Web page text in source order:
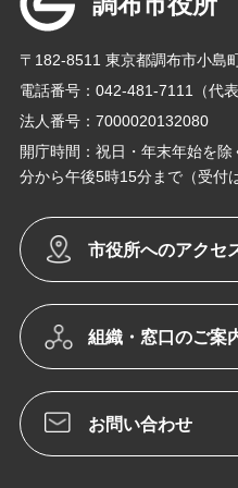
〒182-8511 東京都調布市小島
電話番号：042-481-7111（代表
法人番号：7000020132080
開庁時間：祝日・年末年始を
分から午後5時15分まで（受付
市役所へのアクセ
組織・窓口のご案
お問い合わせ